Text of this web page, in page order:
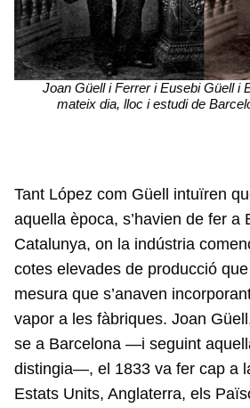
Joan Güell i Ferrer i Eusebi Güell i
mateix dia, lloc i estudi de
Tant López com Güell intuïren
aquella època, s’havien de fer a
Catalunya, on la indústria
cotes elevades de producció
mesura que s’anaven
vapor a les fàbriques. Joan
se a Barcelona —i seguint
distingia—, el 1833 va fer cap a
Estats Units, Anglaterra, els